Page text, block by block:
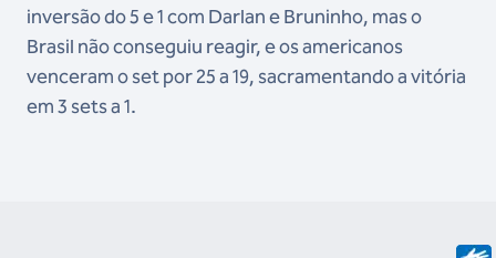
inversão do 5 e 1 com Darlan e Bruninho, mas o
Brasil não conseguiu reagir, e os americanos
venceram o set por 25 a 19, sacramentando a vitória
em 3 sets a 1.